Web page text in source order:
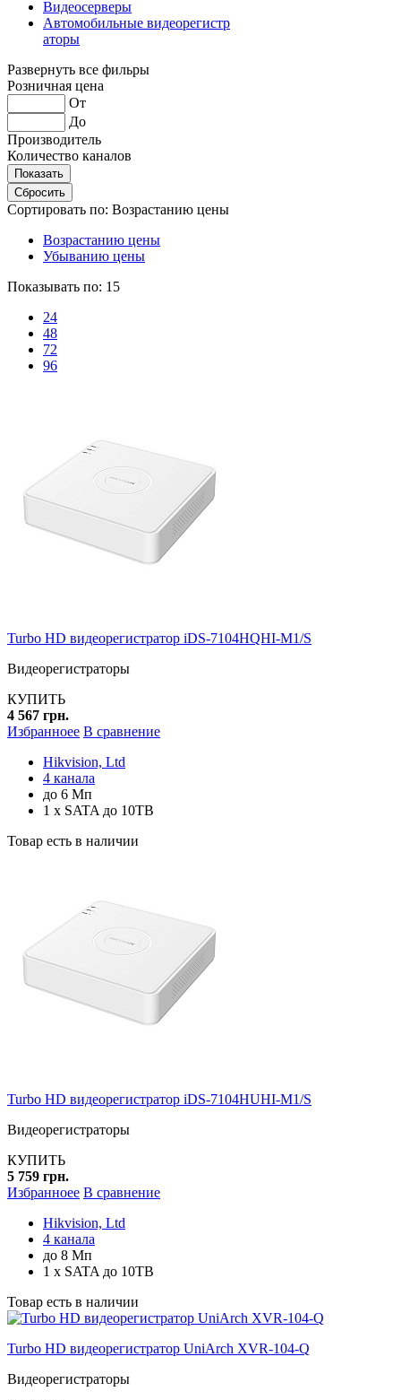
Видеосерверы
Автомобильные видеорегистр
аторы
Развернуть все фильры
Розничная цена
От
До
Производитель
Количество каналов
Сортировать по: Возрастанию цены
Возрастанию цены
Убыванию цены
Показывать по: 15
24
48
72
96
Turbo HD видеорегистратор iDS-7104HQHI-M1/S
Видеорегистраторы
КУПИТЬ
4 567 грн.
Избранноее В сравнение
Hikvision, Ltd
4 канала
до 6 Мп
1 x SATA до 10TB
Товар есть в наличии
Turbo HD видеорегистратор iDS-7104HUHI-M1/S
Видеорегистраторы
КУПИТЬ
5 759 грн.
Избранноее В сравнение
Hikvision, Ltd
4 канала
до 8 Мп
1 x SATA до 10TB
Товар есть в наличии
Turbo HD видеорегистратор UniArch XVR-104-Q
Видеорегистраторы